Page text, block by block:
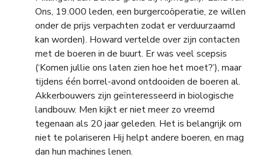
Ons, 19.000 leden, een burgercoöperatie, ze willen
onder de prijs verpachten zodat er verduurzaamd
kan worden). Howard vertelde over zijn contacten
met de boeren in de buurt. Er was veel scepsis
(‘Komen jullie ons laten zien hoe het moet?’), maar
tijdens één borrel-avond ontdooiden de boeren al.
Akkerbouwers zijn geïnteresseerd in biologische
landbouw. Men kijkt er niet meer zo vreemd
tegenaan als 20 jaar geleden. Het is belangrijk om
niet te polariseren Hij helpt andere boeren, en mag
dan hun machines lenen.